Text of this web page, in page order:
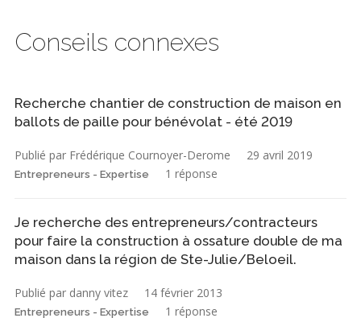
Conseils connexes
Recherche chantier de construction de maison en
ballots de paille pour bénévolat - été 2019
Publié par Frédérique Cournoyer-Derome 29 avril 2019
Entrepreneurs - Expertise 1 réponse
Je recherche des entrepreneurs/contracteurs
pour faire la construction à ossature double de ma
maison dans la région de Ste-Julie/Beloeil.
Publié par danny vitez 14 février 2013
Entrepreneurs - Expertise 1 réponse